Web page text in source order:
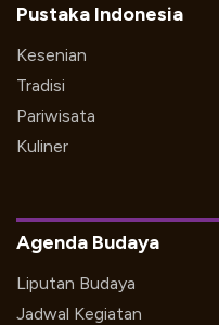
Pustaka Indonesia
Kesenian
Tradisi
Pariwisata
Kuliner
Agenda Budaya
Liputan Budaya
Jadwal Kegiatan